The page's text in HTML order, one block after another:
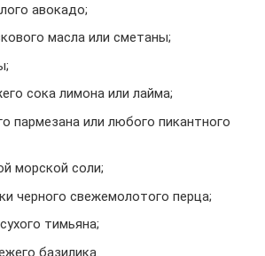
авокадо;
масла или сметаны;
сока лимона или лайма;
пармезана или любого пикантного
морской соли;
черного свежемолотого перца;
тимьяна;
базилика.